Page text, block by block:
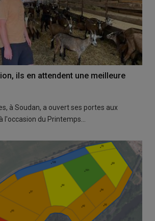
ils en attendent une meilleure
à Soudan, a ouvert ses portes aux
l'occasion du Printemps…